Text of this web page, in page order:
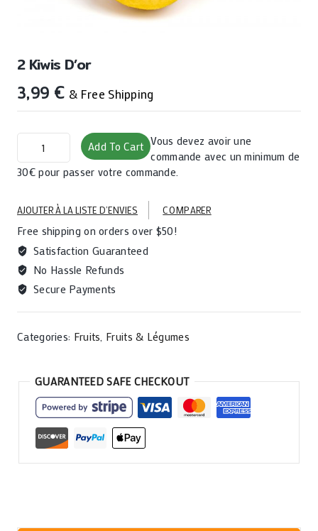
2 Kiwis D’or
3,99 € & Free Shipping
d'or
Add To Cart Vous devez avoir une
commande avec un minimum de
30€ pour passer votre commande.
AJOUTER À LA LISTE D’ENVIES COMPARER
Free shipping on orders over $50!
Satisfaction Guaranteed
No Hassle Refunds
Secure Payments
Categories: Fruits, Fruits & Légumes
GUARANTEED SAFE CHECKOUT